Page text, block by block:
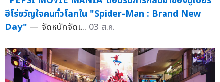
ฮีโร่ขวัญใจคนทั่วโลกใน "Spider-Man : Brand New
Day" — จัดหนักจัดเ... 03 ส.ค.